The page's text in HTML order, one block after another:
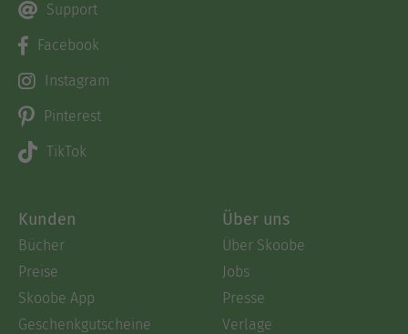
Support
Facebook
Instagram
Pinterest
TikTok
Kunden
Bücher
Preise
Skoobe App
Geschenkgutscheine
Über uns
Über Skoobe
Jobs
Presse
Verlage